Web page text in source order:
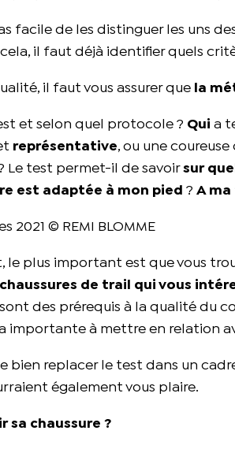
facile de les distinguer les uns
cela, il faut déjà identifier quels
il faut vous assurer que la
et selon quel protocole ? Qui a
représentative, ou une
Le test permet-il de savoirsur
est adaptée à mon pied ?A
2021 © REMI BLOMME
le plus important est que vous
de trail qui vous
sont des prérequis à la qualité du
importante à mettre en relation
bien replacer le test dans un
également vous plaire.
sa chaussure ?